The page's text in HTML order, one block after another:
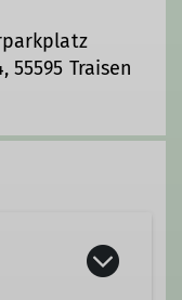
Traisen